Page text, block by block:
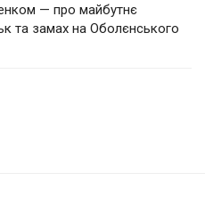
— про майбутнє
та замах на Оболєнського